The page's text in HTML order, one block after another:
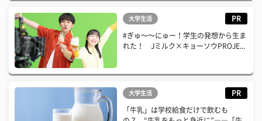
大学生活 PR
#ぎゅ〜〜にゅー！学生の発想から生ま
れた！ Jミルク×キョーソウPROJE...
大学生活 PR
「牛乳」は学校給食だけで飲むも